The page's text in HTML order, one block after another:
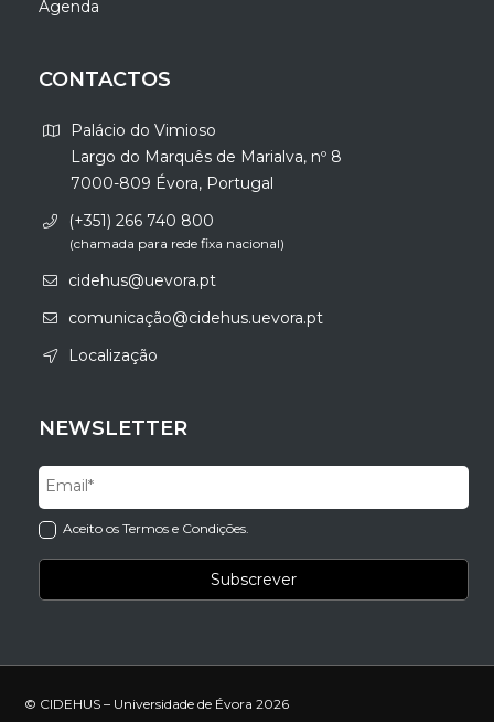
Agenda
CONTACTOS
Palácio do Vimioso
Largo do Marquês de Marialva, nº 8
7000-809 Évora, Portugal
(+351) 266 740 800
(chamada para rede fixa nacional)
cidehus@uevora.pt
comunicação@cidehus.uevora.pt
Localização
NEWSLETTER
Aceito os Termos e Condições.
© CIDEHUS – Universidade de Évora 2026